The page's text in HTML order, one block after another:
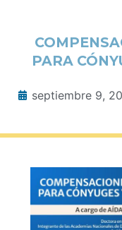
PARA
septiembre 9,